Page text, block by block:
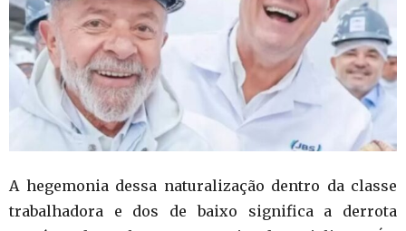
A hegemonia dessa naturalização dentro da classe
trabalhadora e dos de baixo significa a derrota